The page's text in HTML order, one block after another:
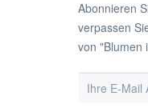
Abonnieren
verpassen
von "Blumen